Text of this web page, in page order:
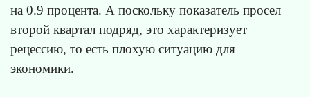
на 0.9 процента. А поскольку показатель просел
второй квартал подряд, это характеризует
рецессию, то есть плохую ситуацию для
экономики.